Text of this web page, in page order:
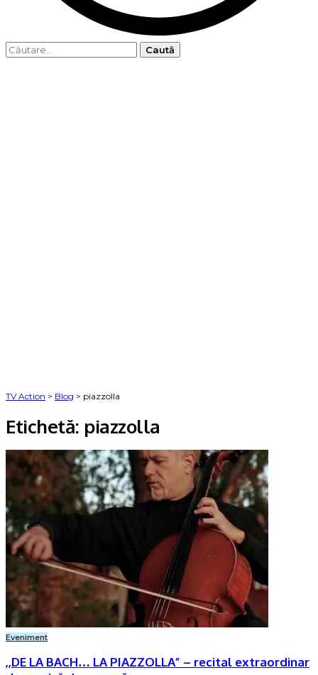
Caută
TV Action > Blog > piazzolla
Etichetă: piazzolla
Eveniment
,,DE LA BACH… LA PIAZZOLLA” – recital extraordinar